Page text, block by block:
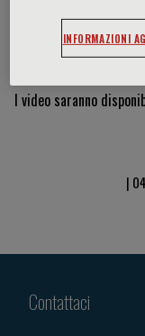
Video & Slide
I video saranno
|
Contattaci
INFORMAZIONI